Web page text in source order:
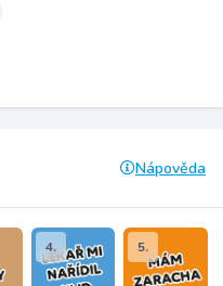
Nápověda
4. 5.